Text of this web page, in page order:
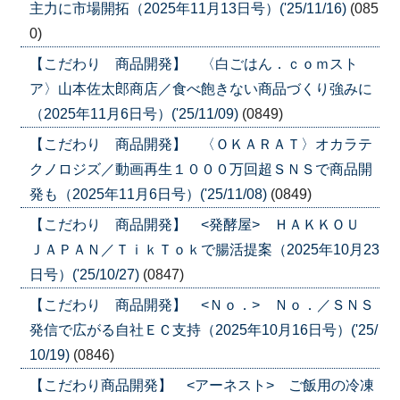
主力に市場開拓（2025年11月13日号）('25/11/16) (085
0)
【こだわり 商品開発】 〈白ごはん．ｃｏｍスト
ア〉山本佐太郎商店／食べ飽きない商品づくり強みに
（2025年11月6日号）('25/11/09) (0849)
【こだわり 商品開発】 〈ＯＫＡＲＡＴ〉オカラテ
クノロジズ／動画再生１０００万回超ＳＮＳで商品開
発も（2025年11月6日号）('25/11/08) (0849)
【こだわり 商品開発】 <発酵屋> ＨＡＫＫＯＵ
ＪＡＰＡＮ／ＴｉｋＴｏｋで腸活提案（2025年10月23
日号）('25/10/27) (0847)
【こだわり 商品開発】 <Ｎｏ．> Ｎｏ．／ＳＮＳ
発信で広がる自社ＥＣ支持（2025年10月16日号）('25/
10/19) (0846)
【こだわり商品開発】 <アーネスト> ご飯用の冷凍